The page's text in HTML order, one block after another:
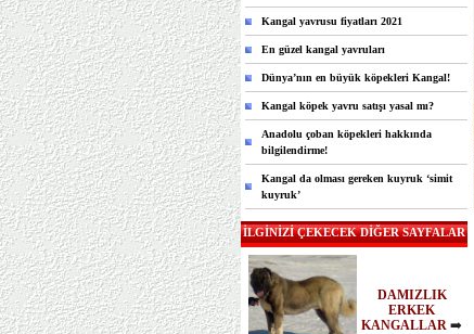
Kangal yavrusu fiyatları 2021
En güzel kangal yavruları
Dünya’nın en büyük köpekleri Kangal!
Kangal köpek yavru satışı yasal mı?
Anadolu çoban köpekleri hakkında
bilgilendirme!
Kangal da olması gereken kuyruk ‘simit
kuyruk’
İLGİNİZİ ÇEKECEK DİĞER SAYFALAR
DAMIZLIK
ERKEK
KANGALLAR ➡️